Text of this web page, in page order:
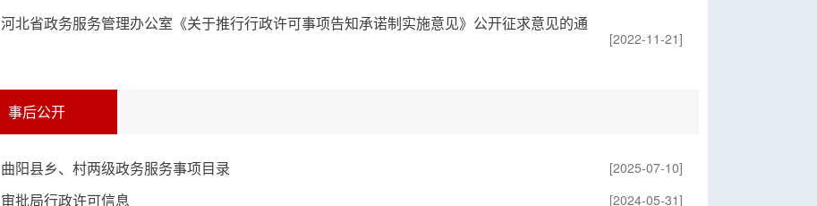
河北省政务服务管理办公室《关于推行行政许可事项告知承诺制实施意见》公开征求意见的通
[2022-11-21]
事后公开
曲阳县乡、村两级政务服务事项目录 [2025-07-10]
审批局行政许可信息 [2024-05-31]